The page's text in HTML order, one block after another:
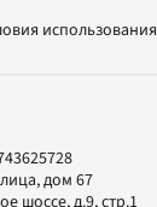
использования
дом 67
шоссе, д.9, стр.1